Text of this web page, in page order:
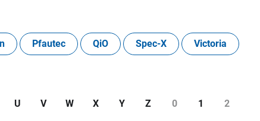
Pfautec QiO Spec-X Victoria
U V W X Y Z 0 1 2